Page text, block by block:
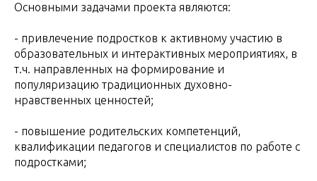
Основными задачами проекта являются:
- привлечение подростков к активному участию в
образовательных и интерактивных мероприятиях, в
т.ч. направленных на формирование и
популяризацию традиционных духовно-
нравственных ценностей;
- повышение родительских компетенций,
квалификации педагогов и специалистов по работе с
подростками;